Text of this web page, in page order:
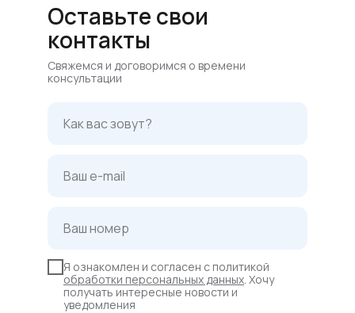
будьте смелыми и не думаете, что для
вас что-то недостижимо - лучше
рискнуть и, даже если не получилось,
знать, что сделал всë возможное!
Сохраняйте спокойствие и свое
ответственный жизненный период,
что. Удачи!
Я ознакомлен и согласен с политикой
обработки персональных данных . Хочу
получать интересные новости и
уведомления
Оставьте свои
контакты
Свяжемся и договоримся о времени
консультации